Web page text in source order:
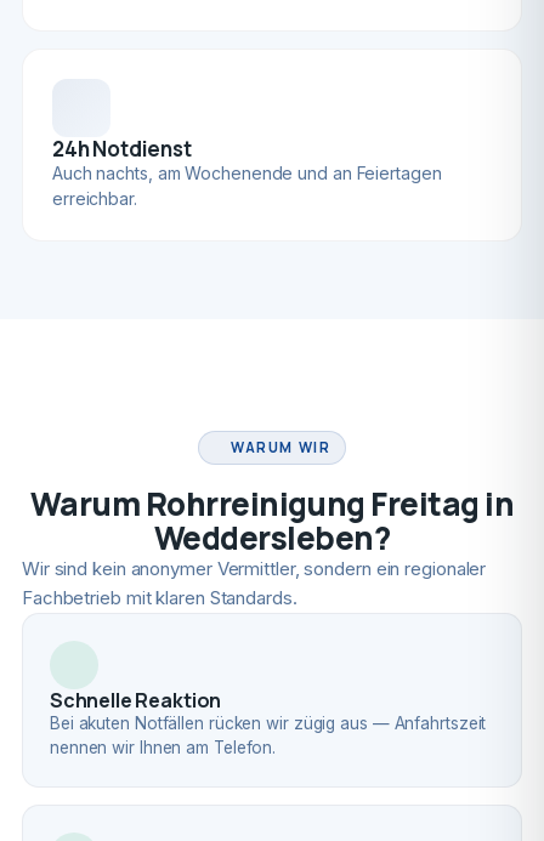
24h Notdienst
Auch nachts, am Wochenende und an Feiertagen
erreichbar.
WARUM WIR
Warum Rohrreinigung Freitag in
Weddersleben?
Wir sind kein anonymer Vermittler, sondern ein regionaler
Fachbetrieb mit klaren Standards.
Schnelle Reaktion
Bei akuten Notfällen rücken wir zügig aus — Anfahrtszeit
nennen wir Ihnen am Telefon.